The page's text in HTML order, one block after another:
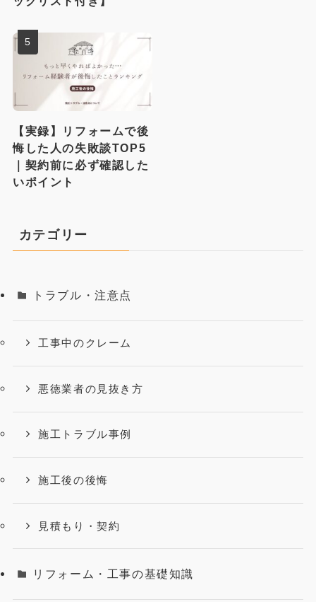
【実録】リフォームで後
悔した人の失敗談TOP5
｜契約前に必ず確認した
いポイント
カテゴリー
トラブル・注意点
工事中のクレーム
悪徳業者の見抜き方
施工トラブル事例
施工後の後悔
見積もり・契約
リフォーム・工事の基礎知識